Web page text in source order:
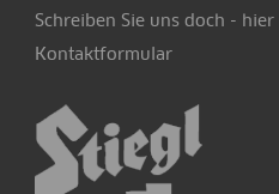
Schreiben Sie uns doch - hier
Kontaktformular